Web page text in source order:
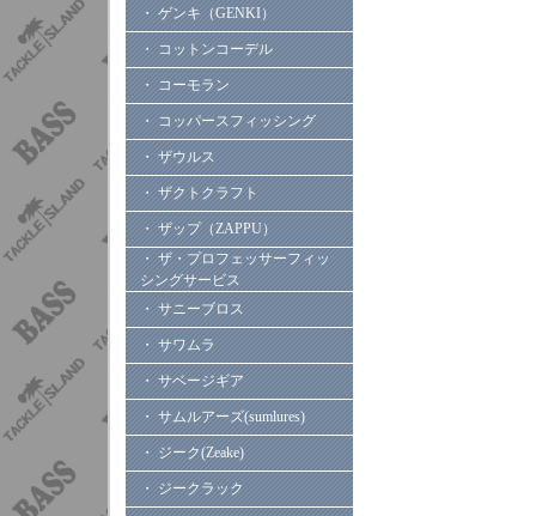
・ ゲンキ（GENKI）
・ コットンコーデル
・ コーモラン
・ コッパースフィッシング
・ ザウルス
・ ザクトクラフト
・ ザップ（ZAPPU）
・ ザ・プロフェッサーフィッ
シングサービス
・ サニーブロス
・ サワムラ
・ サベージギア
・ サムルアーズ(sumlures)
・ ジーク(Zeake)
・ ジークラック